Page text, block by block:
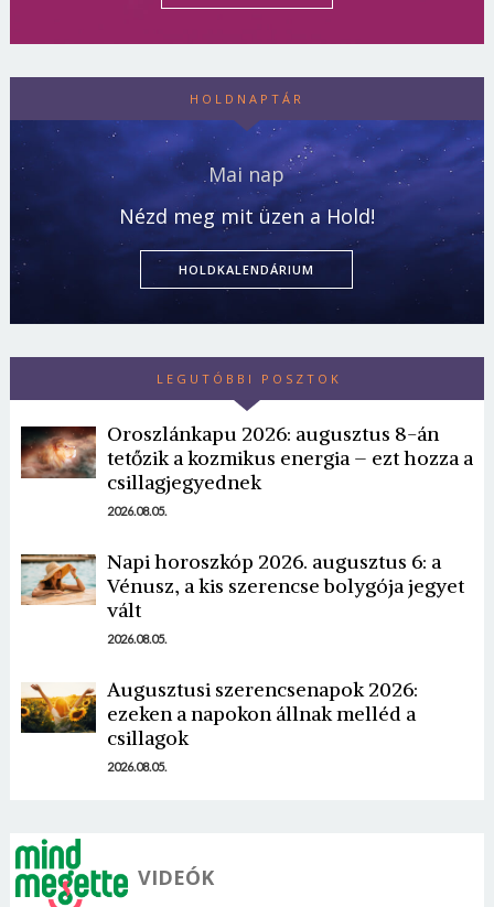
HOLDNAPTÁR
Mai nap
Nézd meg mit üzen a Hold!
HOLDKALENDÁRIUM
LEGUTÓBBI POSZTOK
Oroszlánkapu 2026: augusztus 8-án
tetőzik a kozmikus energia – ezt hozza a
csillagjegyednek
2026.08.05.
Napi horoszkóp 2026. augusztus 6: a
Vénusz, a kis szerencse bolygója jegyet
vált
2026.08.05.
Augusztusi szerencsenapok 2026:
ezeken a napokon állnak melléd a
csillagok
2026.08.05.
VIDEÓK
Borsonline bejelentkezés